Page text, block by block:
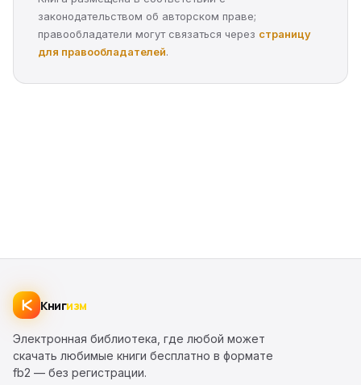
законодательством об авторском праве;
правообладатели могут связаться через страницу
для правообладателей.
Книгизм
Электронная библиотека, где любой может
скачать любимые книги бесплатно в формате
fb2 — без регистрации.